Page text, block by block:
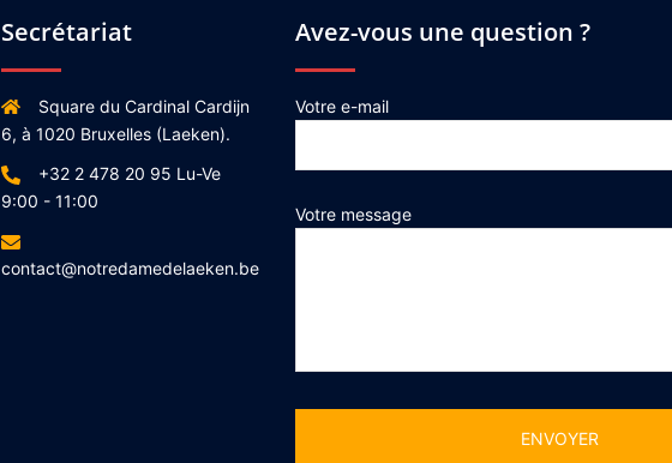
Secrétariat
Square du Cardinal Cardijn
6, à 1020 Bruxelles (Laeken).
+32 2 478 20 95 Lu-Ve
9:00 - 11:00
contact@notredamedelaeken.be
Avez-vous une question ?
Votre e-mail
Votre message